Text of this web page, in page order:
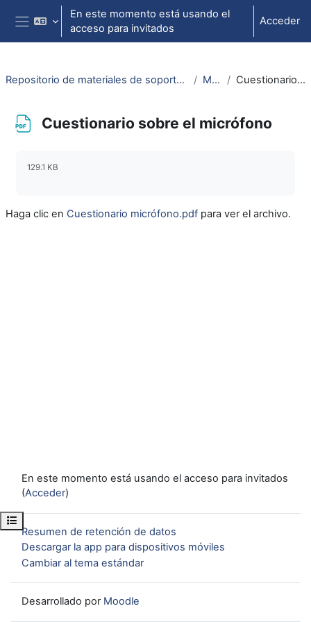
Salta al contenido principal
Panel lateral
En este momento está usando el
acceso para invitados
Acceder
Abrir índice del curso
Repositorio de materiales de soporte para la docencia de la física universitaria II Micrófono Cuestionario sobre el micrófono
Cuestionario sobre el micrófono
129.1 KB
Haga clic en Cuestionario micrófono.pdf para ver el archivo.
En este momento está usando el acceso para invitados
(Acceder)
Resumen de retención de datos
Descargar la app para dispositivos móviles
Cambiar al tema estándar
Desarrollado por Moodle